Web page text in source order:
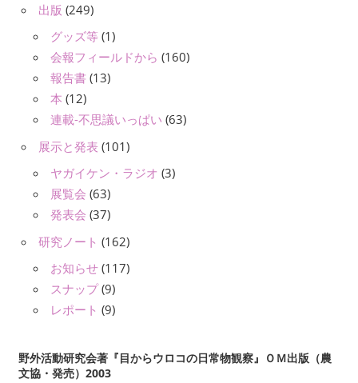
出版 (249)
グッズ等 (1)
会報フィールドから (160)
報告書 (13)
本 (12)
連載-不思議いっぱい (63)
展示と発表 (101)
ヤガイケン・ラジオ (3)
展覧会 (63)
発表会 (37)
研究ノート (162)
お知らせ (117)
スナップ(9)
レポート (9)
野外活動研究会著『目からウロコの日常物観察』ＯＭ出版（農
文協・発売）2003